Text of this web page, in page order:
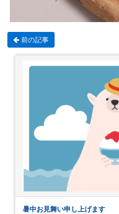
前の記事
暑中お見舞い申し上げます